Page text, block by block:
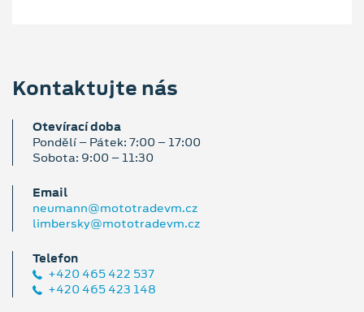
Kontaktujte nás
Otevírací doba
Pondělí – Pátek: 7:00 – 17:00
Sobota: 9:00 – 11:30
Email
neumann@mototradevm.cz
limbersky@mototradevm.cz
Telefon
+420 465 422 537
+420 465 423 148